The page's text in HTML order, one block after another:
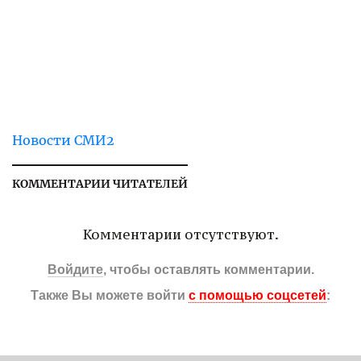
Новости СМИ2
КОММЕНТАРИИ ЧИТАТЕЛЕЙ
Комментарии отсутствуют.
Войдите, чтобы оставлять комментарии.
Также Вы можете войти с помощью соцсетей: